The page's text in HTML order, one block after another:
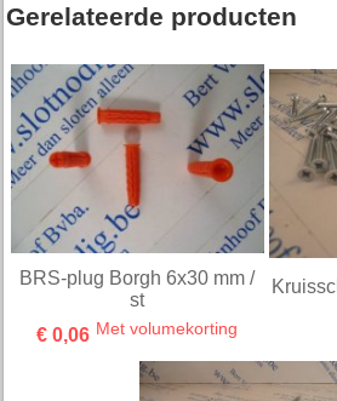
Gerelateerde producten
BRS-plug Borgh 6x30 mm /
st
€ 0,06 Met volumekorting